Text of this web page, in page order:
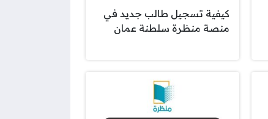
كيفية تسجيل طالب جديد في
منصة منظرة سلطنة عمان